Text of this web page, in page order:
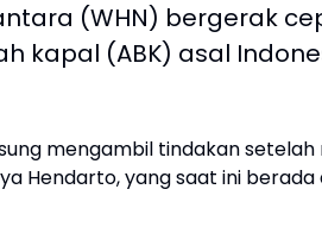
(WHN) bergerak
kapal (ABK) asal
mengambil tindakan
Hendarto, yang saat ini